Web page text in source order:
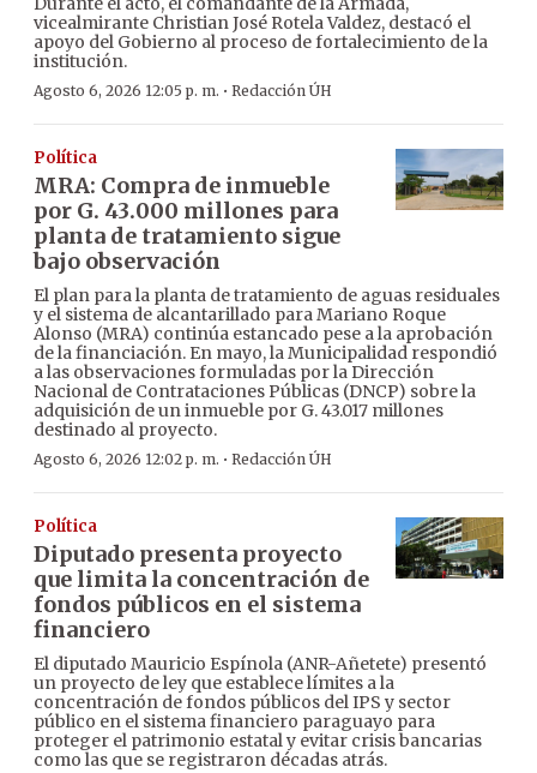
vicealmirante Christian José Rotela Valdez, destacó el
apoyo del Gobierno al proceso de fortalecimiento de la
institución.
Agosto 6, 2026 12:05 p. m. · Redacción ÚH
Política
MRA: Compra de inmueble
por G. 43.000 millones para
planta de tratamiento sigue
bajo observación
El plan para la planta de tratamiento de aguas residuales
y el sistema de alcantarillado para Mariano Roque
Alonso (MRA) continúa estancado pese a la aprobación
de la financiación. En mayo, la Municipalidad respondió
a las observaciones formuladas por la Dirección
Nacional de Contrataciones Públicas (DNCP) sobre la
adquisición de un inmueble por G. 43.017 millones
destinado al proyecto.
Agosto 6, 2026 12:02 p. m. · Redacción ÚH
Política
Diputado presenta proyecto
que limita la concentración de
fondos públicos en el sistema
financiero
El diputado Mauricio Espínola (ANR-Añetete) presentó
un proyecto de ley que establece límites a la
concentración de fondos públicos del IPS y sector
público en el sistema financiero paraguayo para
proteger el patrimonio estatal y evitar crisis bancarias
como las que se registraron décadas atrás.